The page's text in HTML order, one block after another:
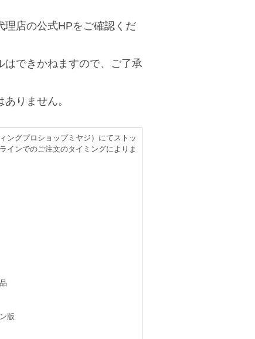
店の公式HPをご確認くだ
できかねますので、ご了承
りません。
ングプロショップミヤジ）にてストッ
インでのご注文のタイミングによりま
版